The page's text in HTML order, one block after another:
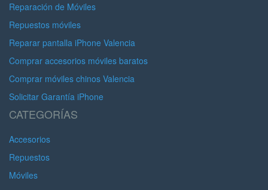
Reparación de Móviles
Repuestos móviles
Reparar pantalla iPhone Valencia
Comprar accesorios móviles baratos
Comprar móviles chinos Valencia
Solicitar Garantía iPhone
CATEGORÍAS
Accesorios
Repuestos
Móviles